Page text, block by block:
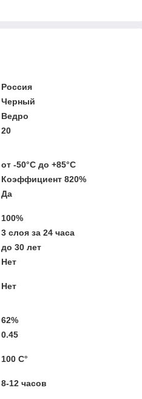
Россия
Черный
Ведро
20
от -50°С до +85°С
Коэффициент 820%
Да
100%
3 слоя за 24 часа
до 30 лет
Нет
Нет
62%
0.45
100 C°
8-12 часов